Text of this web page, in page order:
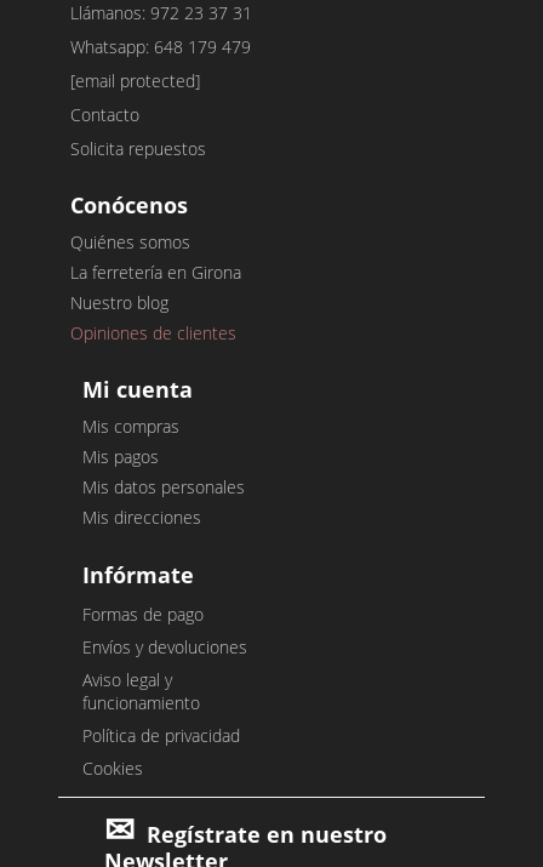
Llámanos: 972 23 37 31
Whatsapp: 648 179 479
[email protected]
Contacto
Solicita repuestos
Conócenos
Quiénes somos
La ferretería en Girona
Nuestro blog
Opiniones de clientes
Mi cuenta
Mis compras
Mis pagos
Mis datos personales
Mis direcciones
Infórmate
Formas de pago
Envíos y devoluciones
Aviso legal y
funcionamiento
Política de privacidad
Cookies
Regístrate en nuestro